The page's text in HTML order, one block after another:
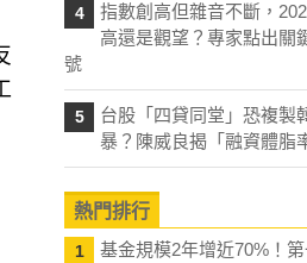
4
指數創高但雜音不斷，
高還是觀望？專家點出關
號
5
台股「四貸同堂」恐複製
暴？陳威良揭「融資體脂
熱門排行
1
基金規模2年增近70%！